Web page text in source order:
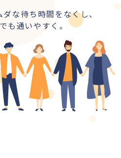
な待ち時間をなくし、
も通いやすく。